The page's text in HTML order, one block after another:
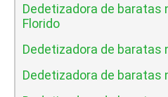
Dedetizadora de baratas
Florido
Dedetizadora de baratas
Dedetizadora de baratas